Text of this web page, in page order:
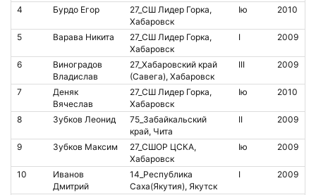
4 Бурдо Егор
27_СШ Лидер Горка,
Хабаровск
Iю 2010
5 Варава Никита
27_СШ Лидер Горка,
Хабаровск
I 2009
6
Виноградов
Владислав
27_Хабаровский край
(Савега), Хабаровск
III 2009
7
Деняк
Вячеслав
27_СШ Лидер Горка,
Хабаровск
Iю 2010
8 Зубков Леонид
75_Забайкальский
край, Чита
II 2009
9 Зубков Максим
27_СШОР ЦСКА,
Хабаровск
Iю 2009
10
Иванов
Дмитрий
14_Республика
Саха(Якутия), Якутск
I 2009